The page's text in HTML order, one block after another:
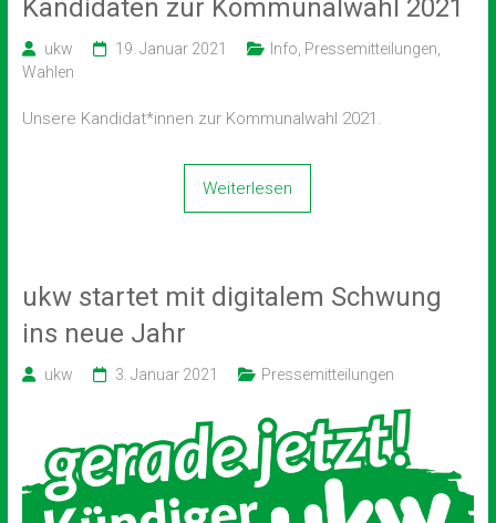
Kandidaten zur Kommunalwahl 2021
ukw 19. Januar 2021 Info Pressemitteilungen
Wahlen
Unsere Kandidat*innen zur Kommunalwahl 2021.
Weiterlesen
ukw startet mit digitalem Schwung
ins neue Jahr
ukw 3. Januar 2021 Pressemitteilungen